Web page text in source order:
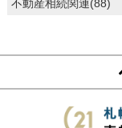
不動産相続関連(88)